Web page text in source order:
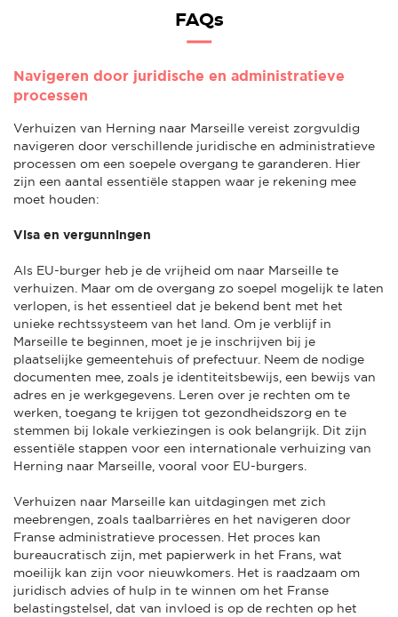
FAQs
Navigeren door juridische en administratieve
processen
Verhuizen van Herning naar Marseille vereist zorgvuldig
navigeren door verschillende juridische en administratieve
processen om een soepele overgang te garanderen. Hier
zijn een aantal essentiële stappen waar je rekening mee
moet houden:
Visa en vergunningen
Als EU-burger heb je de vrijheid om naar Marseille te
verhuizen. Maar om de overgang zo soepel mogelijk te laten
verlopen, is het essentieel dat je bekend bent met het
unieke rechtssysteem van het land. Om je verblijf in
Marseille te beginnen, moet je je inschrijven bij je
plaatselijke gemeentehuis of prefectuur. Neem de nodige
documenten mee, zoals je identiteitsbewijs, een bewijs van
adres en je werkgegevens. Leren over je rechten om te
werken, toegang te krijgen tot gezondheidszorg en te
stemmen bij lokale verkiezingen is ook belangrijk. Dit zijn
essentiële stappen voor een internationale verhuizing van
Herning naar Marseille, vooral voor EU-burgers.
Verhuizen naar Marseille kan uitdagingen met zich
meebrengen, zoals taalbarrières en het navigeren door
Franse administratieve processen. Het proces kan
bureaucratisch zijn, met papierwerk in het Frans, wat
moeilijk kan zijn voor nieuwkomers. Het is raadzaam om
juridisch advies of hulp in te winnen om het Franse
belastingstelsel, dat van invloed is op de rechten op het